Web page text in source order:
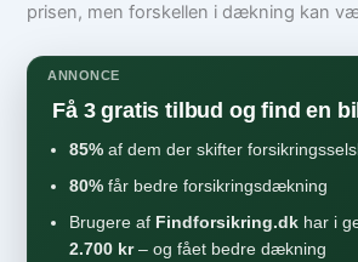
prisen, men forskellen i dækning kan
ANNONCE
Få 3 gratis tilbud og find en
85% af dem der skifter
80% får bedre forsikringsdækning
Brugere af Findforsikring.dk har i
2.700 kr– og fået bedre dækning